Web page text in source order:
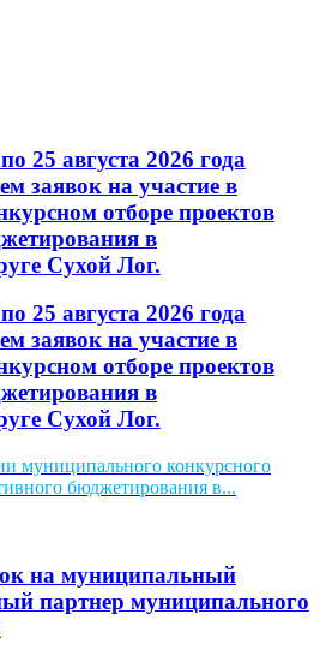
25 августа 2026 года
заявок на участие в
отборе проектов
в
Сухой Лог.
25 августа 2026 года
заявок на участие в
отборе проектов
в
Сухой Лог.
муниципального конкурсного
бюджетирования в...
на муниципальный
партнер муниципального